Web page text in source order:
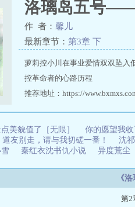
洛璃岛五号——
作 者： 馨儿
最新章节： 第3章 下
萝莉控小川在事业爱情双双坠
控革命者的心路历程
推荐地址：https://
美貌值了［无限］ 你的愿望我
友别走，请与我切磋一番！ 沈
雪 秦红衣沈书仇小说 异度荒尘
《
第2